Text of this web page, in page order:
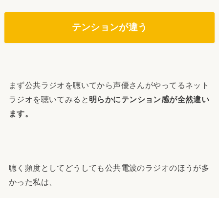
テンションが違う
まず公共ラジオを聴いてから声優さんがやってるネット
ラジオを聴いてみると 明らかにテンション感が全然違い
ます。
聴く頻度としてどうしても公共電波のラジオのほうが多
かった私は、